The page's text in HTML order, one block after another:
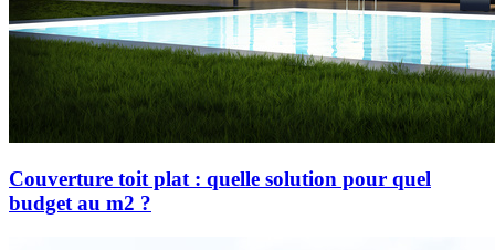
Couverture toit plat : quelle solution pour quel
budget au m2 ?